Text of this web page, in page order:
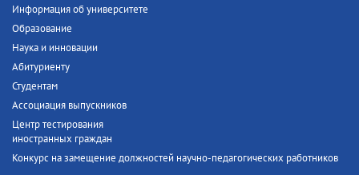
Информация об университете
Образование
Наука и инновации
Абитуриенту
Студентам
Ассоциация выпускников
Центр тестирования
иностранных граждан
Конкурс на замещение должностей научно-педагогических работников